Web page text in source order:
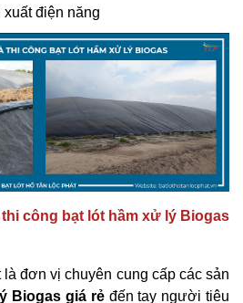
xuất điện năng
công bạt lót hầm xử lý Biogas
là đơn vị chuyên cung cấp các sản
Biogas giá rẻđến tay người tiêu